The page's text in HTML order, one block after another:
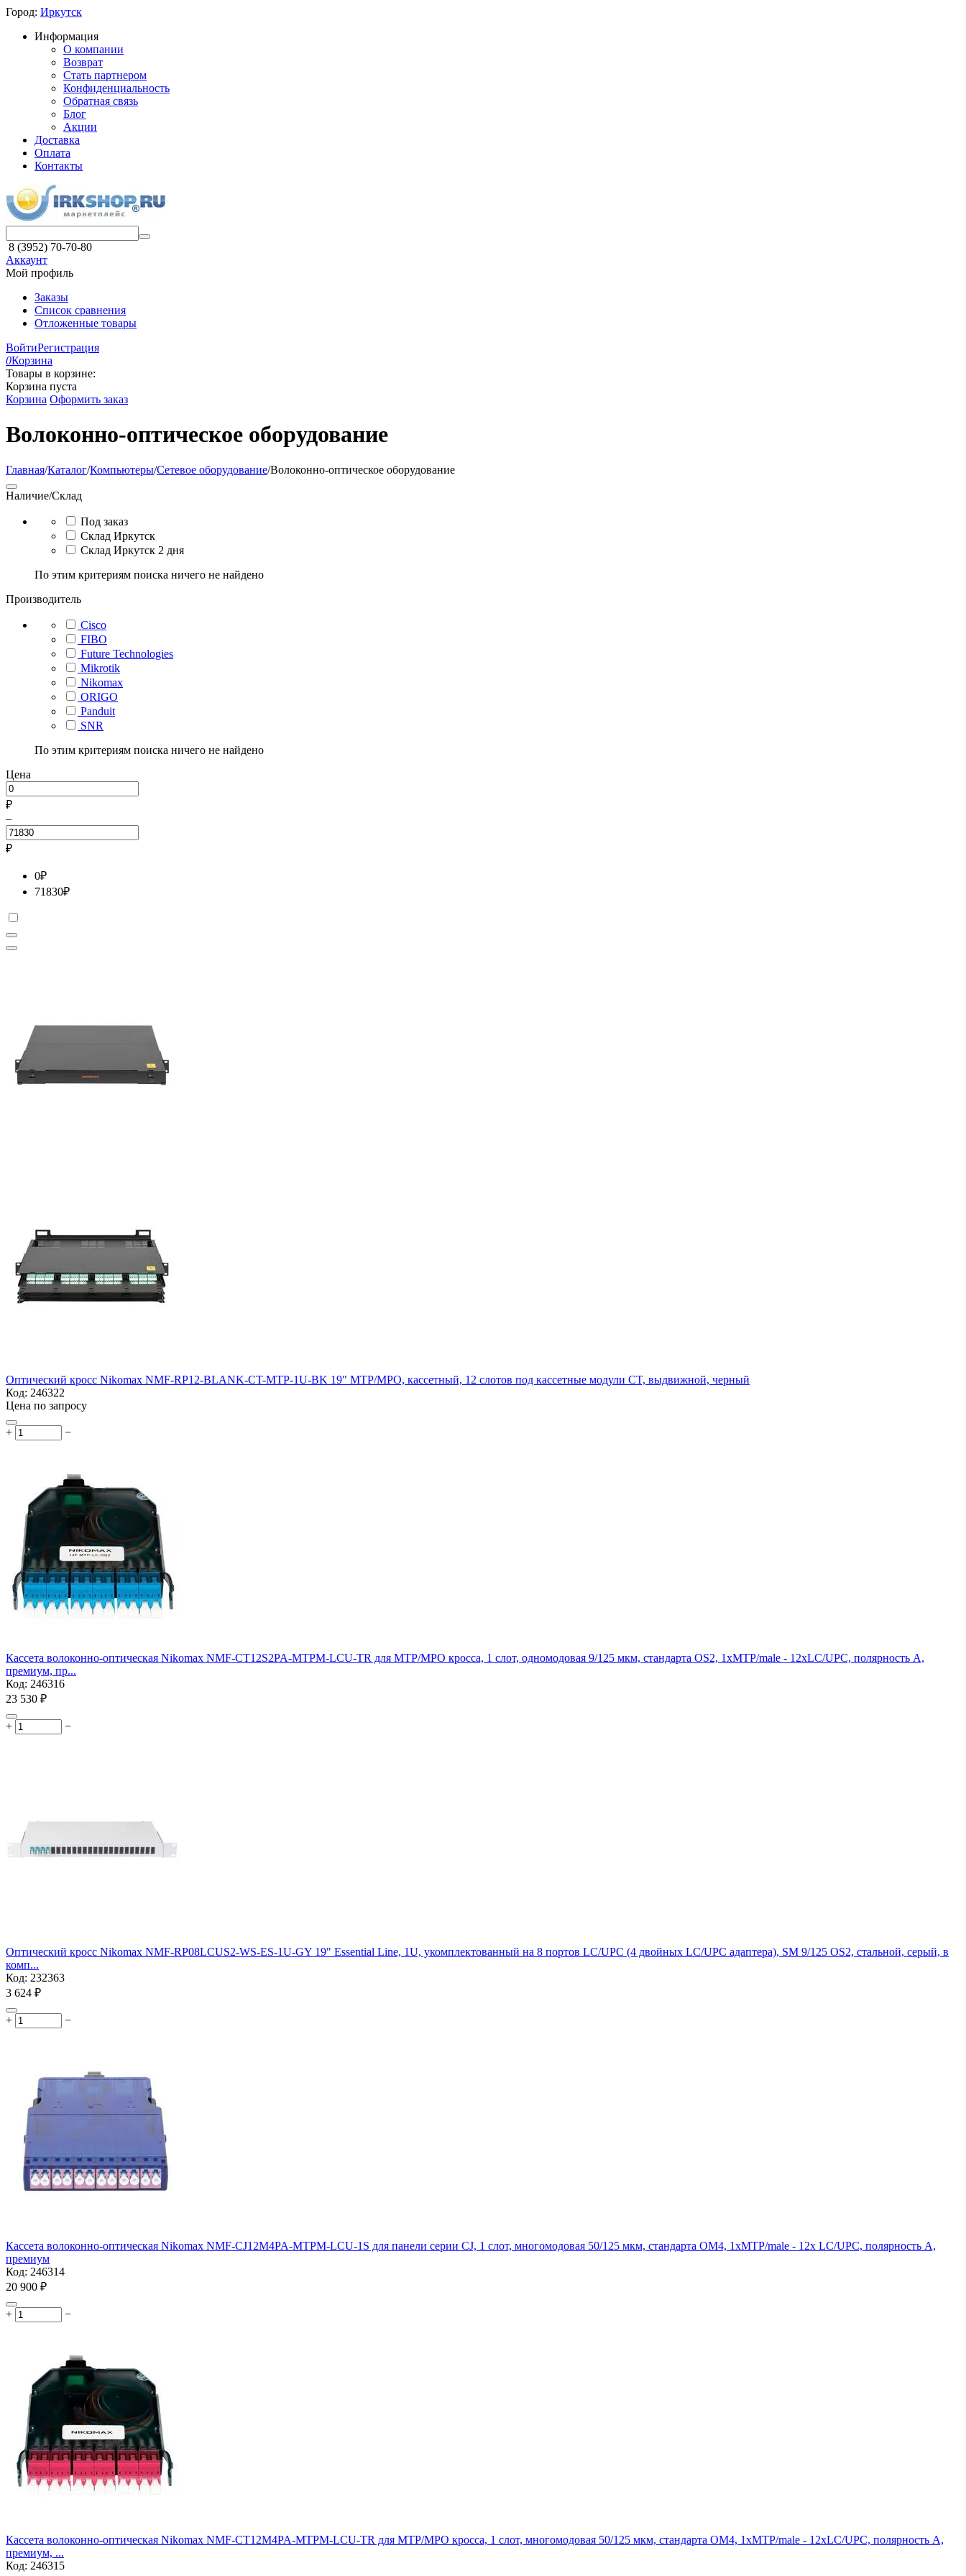
Город: Иркутск
Информация
О компании
Возврат
Стать партнером
Конфиденциальность
Обратная связь
Блог
Акции
Доставка
Оплата
Контакты
8 (3952) 70-70-80
Аккаунт
Мой профиль
Заказы
Список сравнения
Отложенные товары
ВойтиРегистрация
0Корзина
Товары в корзине:
Корзина пуста
Корзина Оформить заказ
Волоконно-оптическое оборудование
Главная/Каталог/Компьютеры/Сетевое оборудование/Волоконно-оптическое оборудование
Наличие/Склад
Под заказ
Склад Иркутск
Склад Иркутск 2 дня
По этим критериям поиска ничего не найдено
Производитель
Cisco
FIBO
Future Technologies
Mikrotik
Nikomax
ORIGO
Panduit
SNR
По этим критериям поиска ничего не найдено
Цена
₽
–
₽
0₽
71830₽
Оптический кросс Nikomax NMF-RP12-BLANK-CT-MTP-1U-BK 19" MTP/MPO, кассетный, 12 слотов под кассетные модули CT, выдвижной, черный
Код: 246322
Цена по запросу
+ −
Кассета волоконно-оптическая Nikomax NMF-CT12S2PA-MTPM-LCU-TR для MTP/MPO кросса, 1 слот, одномодовая 9/125 мкм, стандарта OS2, 1xMTP/male - 12xLC/UPC, полярность А,
премиум, пр...
Код: 246316
23 530 ₽
+ −
Оптический кросс Nikomax NMF-RP08LCUS2-WS-ES-1U-GY 19" Essential Line, 1U, укомплектованный на 8 портов LC/UPC (4 двойных LC/UPC адаптера), SM 9/125 OS2, стальной, серый, в
комп...
Код: 232363
3 624 ₽
+ −
Кассета волоконно-оптическая Nikomax NMF-CJ12M4PA-MTPM-LCU-1S для панели серии CJ, 1 слот, многомодовая 50/125 мкм, стандарта OM4, 1xMTP/male - 12x LC/UPC, полярность А,
премиум
Код: 246314
20 900 ₽
+ −
Кассета волоконно-оптическая Nikomax NMF-CT12M4PA-MTPM-LCU-TR для MTP/MPO кросса, 1 слот, многомодовая 50/125 мкм, стандарта OM4, 1xMTP/male - 12xLC/UPC, полярность А,
премиум, ...
Код: 246315